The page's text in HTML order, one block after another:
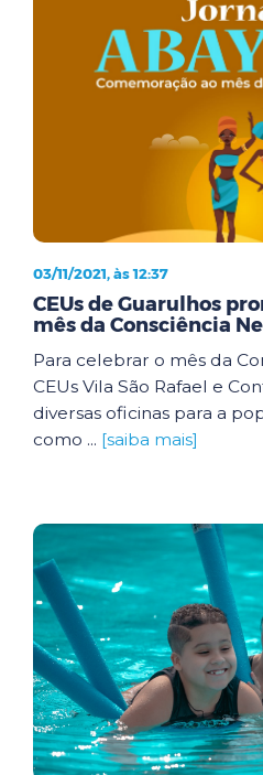
03/11/2021, às 12:37
CEUs de Guarulhos
mês da Consciência
Para celebrar o mês da
CEUs Vila São Rafael e
diversas oficinas para a
como ... [saiba mais]